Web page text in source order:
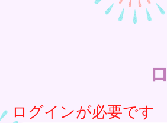
ログインが必要です